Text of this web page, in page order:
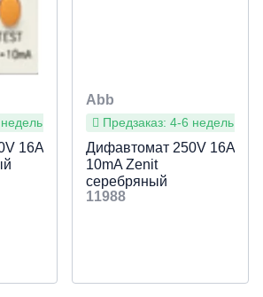
16A
Abb
Предзаказ: 4-6 недель
Дифавтомат 250V 16A
10mA Zenit
серебряный
11988